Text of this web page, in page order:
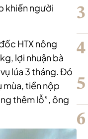
khiến người
HTX nông
lợi nhuận bà
lúa 3 tháng. Đó
mùa, tiền nộp
thêm lỗ”, ông
3
4
5
6